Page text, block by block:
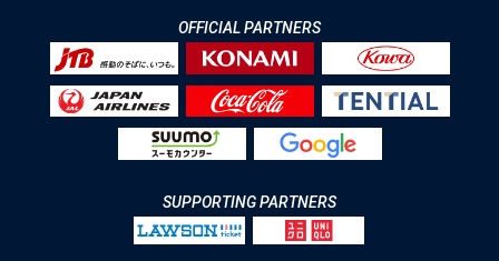
OFFICIAL PARTNERS
SUPPORTING PARTNERS